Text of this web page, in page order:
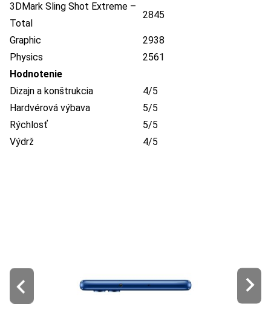
3DMark Sling Shot Extreme –
Total
2845
Graphic
2938
Physics
2561
Hodnotenie
Dizajn a konštrukcia
4/5
Hardvérová výbava
5/5
Rýchlosť
5/5
Výdrž
4/5